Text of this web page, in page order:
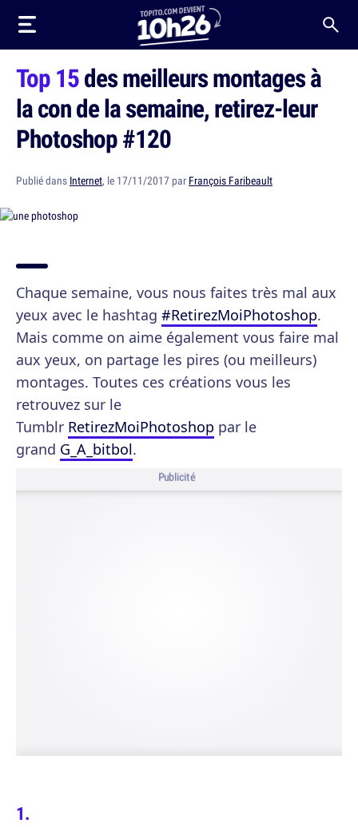
Top 15des meilleurs montages à
la con de la semaine, retirez-leur
Photoshop #120
Publié dans Internet, le 17/11/2017 par François Faribeault
Chaque semaine, vous nous faites très mal aux
yeux avec le hashtag #RetirezMoiPhotoshop.
Mais comme on aime également vous faire mal
aux yeux, on partage les pires (ou meilleurs)
montages. Toutes ces créations vous les
retrouvez sur le
Tumblr RetirezMoiPhotoshop par le
grand G_A_bitbol.
Publicité